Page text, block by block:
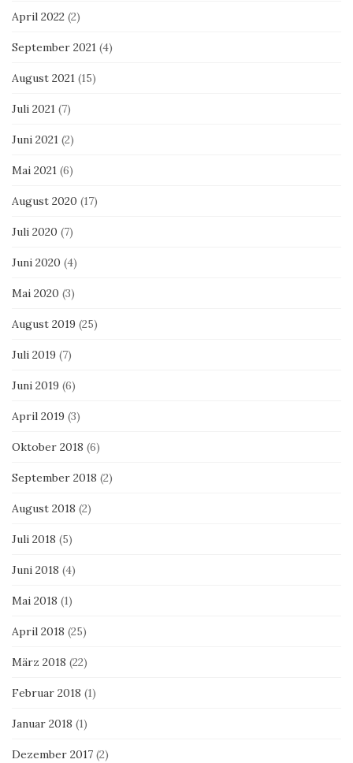
April 2022 (2)
September 2021 (4)
August 2021 (15)
Juli 2021 (7)
Juni 2021 (2)
Mai 2021 (6)
August 2020 (17)
Juli 2020 (7)
Juni 2020 (4)
Mai 2020 (3)
August 2019 (25)
Juli 2019 (7)
Juni 2019 (6)
April 2019 (3)
Oktober 2018 (6)
September 2018 (2)
August 2018 (2)
Juli 2018 (5)
Juni 2018 (4)
Mai 2018 (1)
April 2018 (25)
März 2018 (22)
Februar 2018 (1)
Januar 2018 (1)
Dezember 2017 (2)